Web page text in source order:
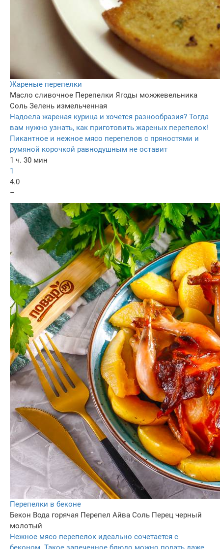
Жареные перепелки
Масло сливочное Перепелки Ягоды можжевельника
Соль Зелень измельченная
Надоела жареная курица и хочется разнообразия? Тогда
вам нужно узнать, как приготовить жареных перепелок!
Пикантное и нежное мясо перепелов с пряностями и
румяной корочкой равнодушным не оставит
1 ч. 30 мин
1
4.0
–
Перепелки в беконе
Бекон Вода горячая Перепел Айва Соль Перец черный
молотый
Нежное мясо перепелок идеально сочетается с